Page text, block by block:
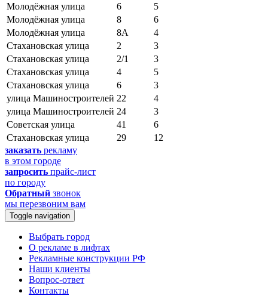
Молодёжная улица
6
5
Молодёжная улица
8
6
Молодёжная улица
8А
4
Стахановская улица
2
3
Стахановская улица
2/1
3
Стахановская улица
4
5
Стахановская улица
6
3
улица Машиностроителей 22
4
улица Машиностроителей 24
3
Советская улица
41
6
Стахановская улица
29
12
заказать рекламу
в этом городе
запросить прайс-лист
по городу
Обратный звонок
мы перезвоним вам
Toggle navigation
Выбрать город
О рекламе в лифтах
Рекламные конструкции РФ
Наши клиенты
Вопрос-ответ
Контакты